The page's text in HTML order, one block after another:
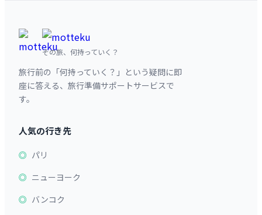
その旅、何持っていく？
旅行前の「何持っていく？」という疑問に即
座に答える、旅行準備サポートサービスで
す。
人気の行き先
パリ
ニューヨーク
バンコク